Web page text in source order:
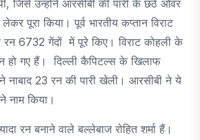
जिसे उन्होंने आरसीबी की पारी के छठे ओवर
पूरा किया। पूर्व भारतीय कप्तान विराट
6732 गेंदों में पूरे किए। विराट कोहली के
हो गए हैं। दिल्ली कैपिटल्स के खिलाफ
नाबाद 23 रन की पारी खेली। आरसीबी ने ये
नाम किया।
रन बनाने वाले बल्लेबाज रोहित शर्मा हैं।